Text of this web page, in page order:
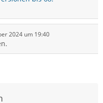
2024 um 19:40